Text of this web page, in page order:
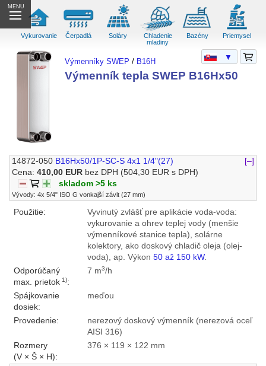
MENU
Vykurovanie Čerpadlá Soláry
Chladenie
mladiny
Bazény Priemysel
Výmenníky SWEP / B16H
Výmenník tepla SWEP B16Hx50
14872-050 B16Hx50/1P-SC-S 4x1 1/4"(27)
[–]
Cena:410,00 EUR bez DPH (504,30 EUR s DPH)
skladom >5 ks
Vývody: 4x 5/4" ISO G vonkajší závit (27 mm)
Použitie:
Vyvinutý zvlášť pre aplikácie voda-voda:
vykurovanie a ohrev teplej vody (menšie
výmenníkové stanice tepla), solárne
kolektory, ako doskový chladič oleja (olej-
voda), ap. Výkon 50 až 150 kW.
Odporúčaný
max. prietok1):
7 m3/h
Spájkovanie
dosiek:
meďou
Provedenie:
nerezový doskový výmenník (nerezová oceľ
AISI 316)
Rozmery
(V × Š × H):
376 × 119 × 122 mm
▼